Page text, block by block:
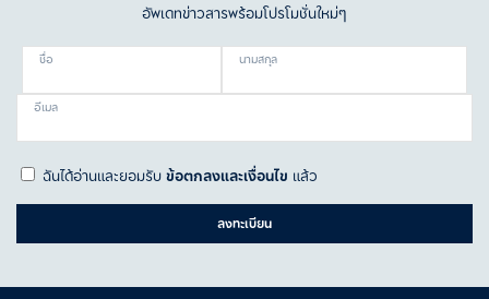
อัพเดทข่าวสารพร้อมโปรโมชั่นใหม่ๆ
ชื่อ นามสกุล
อีเมล
ฉันได้อ่านและยอมรับข้อตกลงและเงื่อนไข แล้ว
ลงทะเบียน